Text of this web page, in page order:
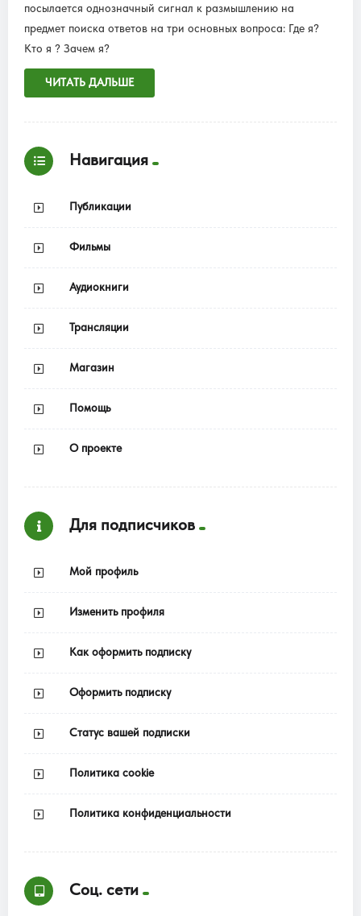
посылается однозначный сигнал к размышлению на
предмет поиска ответов на три основных вопроса: Где я?
Кто я ? Зачем я?
ЧИТАТЬ ДАЛЬШЕ
Навигация
Публикации
Фильмы
Аудиокниги
Трансляции
Магазин
Помощь
О проекте
Для подписчиков
Мой профиль
Изменить профиля
Как оформить подписку
Оформить подписку
Статус вашей подписки
Политика cookie
Политика конфиденциальности
Соц. сети